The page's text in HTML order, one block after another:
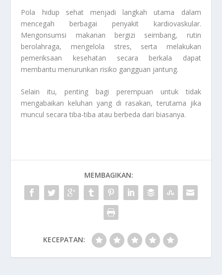
Pola hidup sehat menjadi langkah utama dalam
mencegah berbagai penyakit kardiovaskular.
Mengonsumsi makanan bergizi seimbang, rutin
berolahraga, mengelola stres, serta melakukan
pemeriksaan kesehatan secara berkala dapat
membantu menurunkan risiko gangguan jantung.
Selain itu, penting bagi perempuan untuk tidak
mengabaikan keluhan yang di rasakan, terutama jika
muncul secara tiba-tiba atau berbeda dari biasanya.
MEMBAGIKAN:
KECEPATAN: